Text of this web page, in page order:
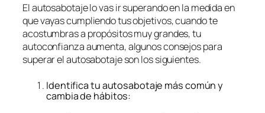
El autosabotaje lo vas ir superando en la medida en
que vayas cumpliendo tus objetivos, cuando te
acostumbras a propósitos muy grandes, tu
autoconfianza aumenta, algunos consejos para
superar el autosabotaje son los siguientes.
Identifica tu autosabotaje más común y
cambia de hábitos: